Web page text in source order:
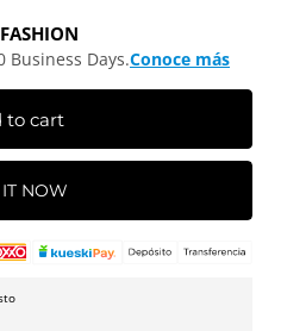
Business Days.Conoce más
to cart
NOW